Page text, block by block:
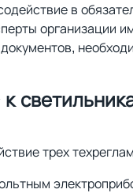
в
организации
трех